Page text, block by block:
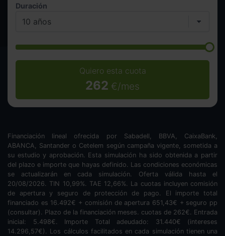
Duración
Quiero esta cuota
262 €/mes
Financiación lineal ofrecida por Sabadell, BBVA, CaixaBank,
ABANCA, Santander o Cetelem según campaña vigente, sometida a
su estudio y aprobación. Esta simulación ha sido obtenida a partir
del plazo e importe que hayas definido. Las condiciones económicas
se actualizarán en cada simulación. Oferta válida hasta el
20/08/2026. TIN 10,99%. TAE 12,66%. La cuotas incluyen comisión
de apertura y seguro de protección de pago. El importe total
financiado es 16.492€ + comisión de apertura 651,43€ + seguro pp
(consultar). Plazo de la financiación meses. cuotas de 262€. Entrada
inicial: 5.498€. Importe Total adeudado: 31.440€ (intereses
14.296,57€). Los cálculos facilitados en cada simulación tienen una